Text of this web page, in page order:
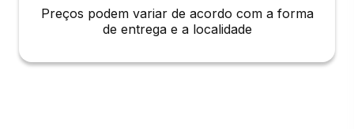
Preços podem variar de acordo com a forma
de entrega e a localidade